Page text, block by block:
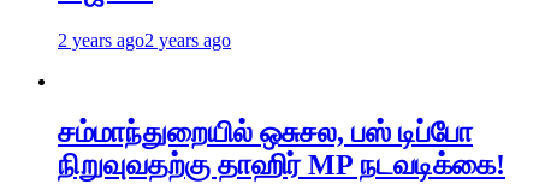
2 years ago2 years ago
சம்மாந்துறையில் ஒசுசல, பஸ் டிப்போ
நிறுவுவதற்கு தாஹிர் MP நடவடிக்கை!